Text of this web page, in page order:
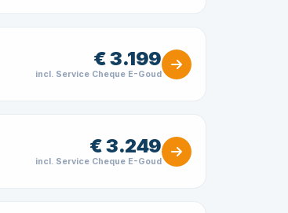
€ 3.199
incl. Service Cheque E-Goud
€ 3.249
incl. Service Cheque E-Goud